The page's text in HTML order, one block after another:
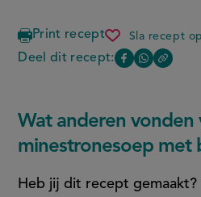
Print recept Sla recept op
met
Deel dit recept:
Deel
pagina
Facebook
(opent
Deel
pagina
WhatsApp
(opent
Copy
this
page
Wat anderen vonden
minestronesoep met
Heb jij dit recept